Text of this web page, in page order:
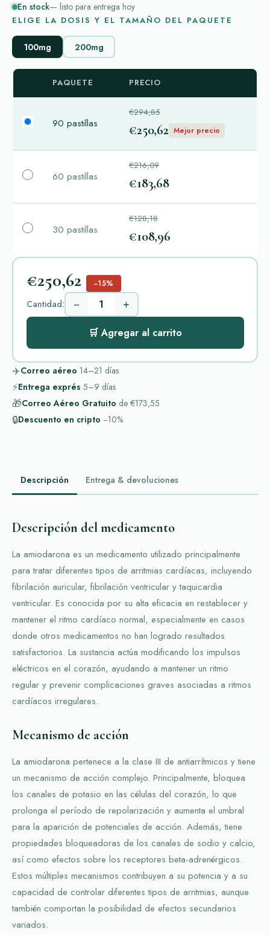
En stock— listo para entrega hoy
ELIGE LA DOSIS Y EL TAMAÑO DEL PAQUETE
100mg 200mg
PAQUETE PRECIO
90 pastillas
€294,85
€250,62 Mejor precio
60 pastillas
€216,09
€183,68
30 pastillas
€128,18
€108,96
€250,62 −15%
Cantidad: − +
🛒 Agregar al carrito
✈️Correo aéreo 14–21 días
⚡Entrega exprés 5–9 días
🎁Correo Aéreo Gratuito de €173,55
🔒Descuento en cripto −10%
Descripción Entrega & devoluciones
Descripción del medicamento
La amiodarona es un medicamento utilizado principalmente
para tratar diferentes tipos de arritmias cardíacas, incluyendo
fibrilación auricular, fibrilación ventricular y taquicardia
ventricular. Es conocida por su alta eficacia en restablecer y
mantener el ritmo cardíaco normal, especialmente en casos
donde otros medicamentos no han logrado resultados
satisfactorios. La sustancia actúa modificando los impulsos
eléctricos en el corazón, ayudando a mantener un ritmo
regular y prevenir complicaciones graves asociadas a ritmos
cardíacos irregulares.
Mecanismo de acción
La amiodarona pertenece a la clase III de antiarrítmicos y tiene
un mecanismo de acción complejo. Principalmente, bloquea
los canales de potasio en las células del corazón, lo que
prolonga el período de repolarización y aumenta el umbral
para la aparición de potenciales de acción. Además, tiene
propiedades bloqueadoras de los canales de sodio y calcio,
así como efectos sobre los receptores beta-adrenérgicos.
Estos múltiples mecanismos contribuyen a su potencia y a su
capacidad de controlar diferentes tipos de arritmias, aunque
también comportan la posibilidad de efectos secundarios
variados.